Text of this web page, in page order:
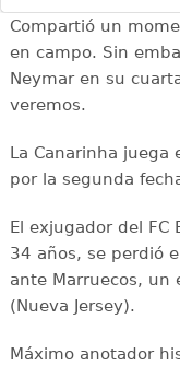
Compartió un
en campo. Sin
Neymar en su
veremos.
La Canarinha
por la segunda
El exjugador del FC
34 años, se perdió
ante Marruecos, un
(Nueva Jersey).
Máximo anotador